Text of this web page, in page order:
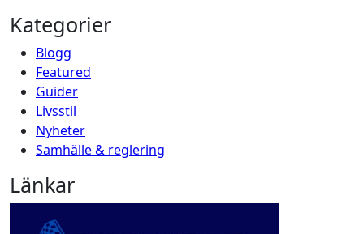
Kategorier
Blogg
Featured
Guider
Livsstil
Nyheter
Samhälle & reglering
Länkar